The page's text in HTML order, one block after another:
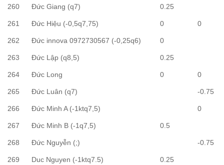
260 Đức Giang (q7) 0.25
261 Đức Hiệu (-0,5q7,75) 0 0
262 Đức innova 0972730567 (-0,25q6) 0
263 Đức Lập (q8,5) 0.25
264 Đức Long 0 0
265 Đức Luân (q7) -0.75
266 Đức Minh A (-1ktq7,5) 0
267 Đức Minh B (-1q7,5) 0.5
268 Đức Nguyễn (;) -0.75
269 Duc Nguyen (-1ktq7.5) 0.25